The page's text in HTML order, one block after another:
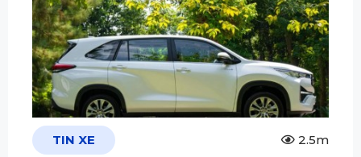
TIN XE 2.5m